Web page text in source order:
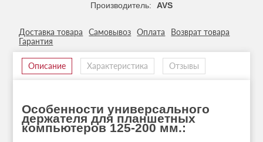
Производитель: AVS
Доставка товара Самовывоз Оплата
Возврат товара
Гарантия
Описание Характеристика Отзывы
Особенности универсального
держателя для планшетных
компьютеров 125-200 мм.: